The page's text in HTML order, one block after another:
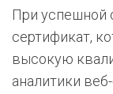
При успешной
сертификат,
высокую
аналитики